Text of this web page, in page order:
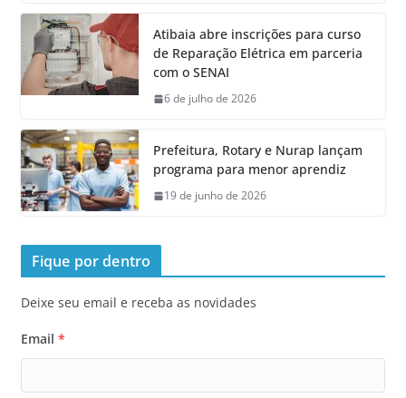
Atibaia abre inscrições para curso
de Reparação Elétrica em parceria
com o SENAI
6 de julho de 2026
Prefeitura, Rotary e Nurap lançam
programa para menor aprendiz
19 de junho de 2026
Fique por dentro
Deixe seu email e receba as novidades
Email *